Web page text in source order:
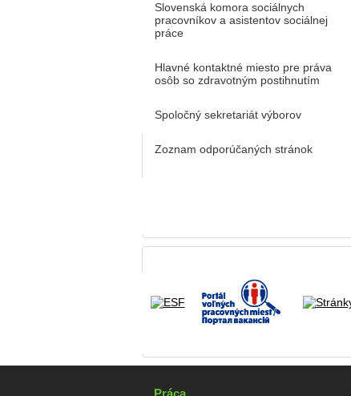
Slovenská komora sociálnych
pracovníkov a asistentov sociálnej
práce
Hlavné kontaktné miesto pre práva
osôb so zdravotným postihnutím
Spoločný sekretariát výborov
Zoznam odporúčaných stránok
Práca